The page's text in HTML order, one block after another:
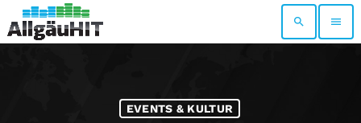
search menu
EVENTS & KULTUR